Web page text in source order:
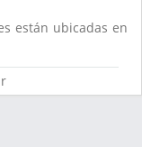
están ubicadas en